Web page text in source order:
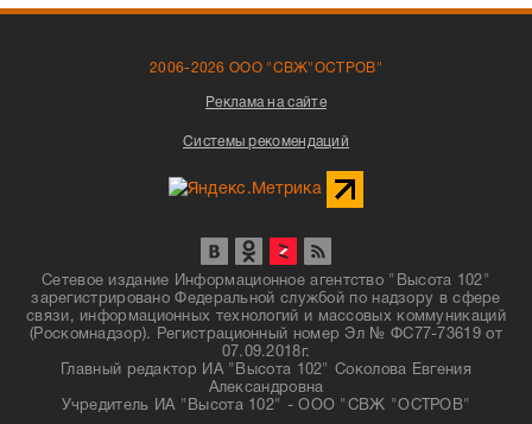
2006-2026 ООО "СВЖ"ОСТРОВ"
Реклама на сайте
Системы рекомендаций
Сетевое издание Информационное агентство "Высота 102"
зарегистрировано Федеральной службой по надзору в сфере
связи, информационных технологий и массовых коммуникаций
(Роскомнадзор). Регистрационный номер Эл № ФС77-73619 от
07.09.2018г.
Главный редактор ИА "Высота 102" Соколова Евгения
Александровна
Учредитель ИА "Высота 102" - ООО "СВЖ "ОСТРОВ"